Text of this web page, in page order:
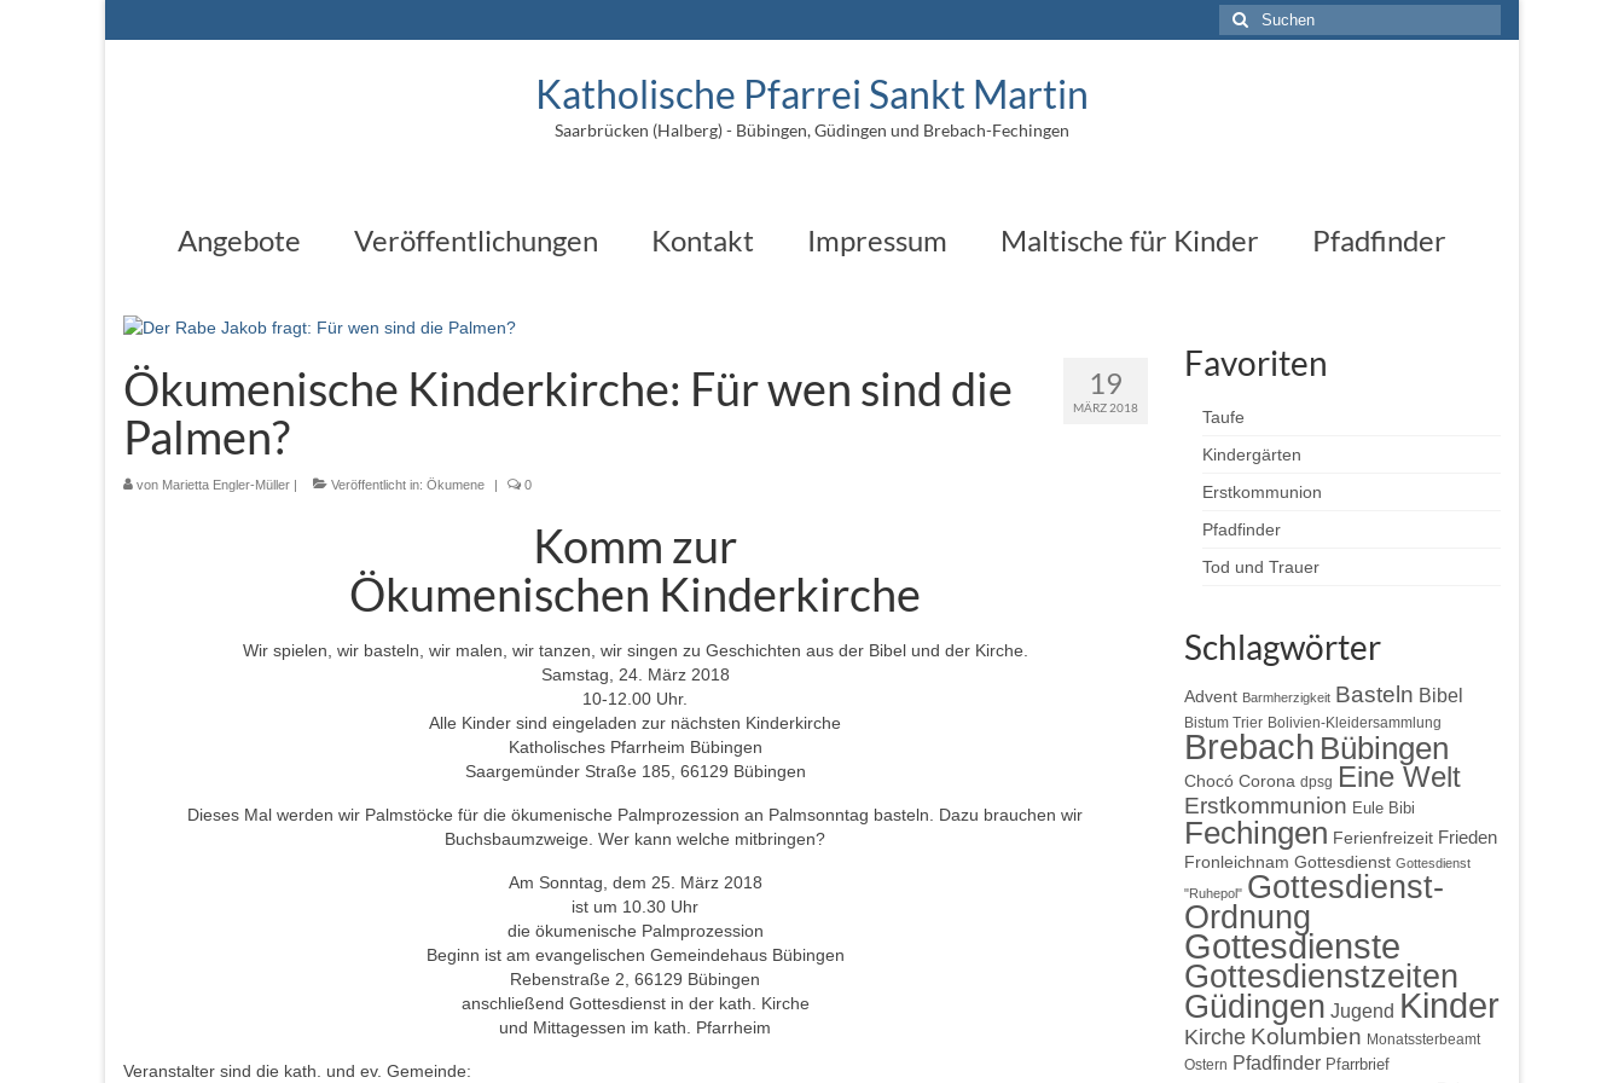
Suchen
nach:
Katholische Pfarrei Sankt Martin
Saarbrücken (Halberg) - Bübingen, Güdingen und Brebach-Fechingen
Angebote Veröffentlichungen Kontakt Impressum Maltische für Kinder Pfadfinder
19
MÄRZ 2018
Ökumenische Kinderkirche: Für wen sind die
Palmen?
von Marietta Engler-Müller Veröffentlicht in: Ökumene 0
Komm zur
Ökumenischen Kinderkirche
Wir spielen, wir basteln, wir malen, wir tanzen, wir singen zu Geschichten aus der Bibel und der Kirche.
Samstag, 24. März 2018
10-12.00 Uhr.
Alle Kinder sind eingeladen zur nächsten Kinderkirche
Katholisches Pfarrheim Bübingen
Saargemünder Straße 185, 66129 Bübingen
Dieses Mal werden wir Palmstöcke für die ökumenische Palmprozession an Palmsonntag basteln. Dazu brauchen wir
Buchsbaumzweige. Wer kann welche mitbringen?
Am Sonntag, dem 25. März 2018
ist um 10.30 Uhr
die ökumenische Palmprozession
Beginn ist am evangelischen Gemeindehaus Bübingen
Rebenstraße 2, 66129 Bübingen
anschließend Gottesdienst in der kath. Kirche
und Mittagessen im kath. Pfarrheim
Veranstalter sind die kath. und ev. Gemeinde:
Favoriten
Taufe
Kindergärten
Erstkommunion
Pfadfinder
Tod und Trauer
Schlagwörter
Advent Barmherzigkeit Basteln Bibel
Bistum Trier Bolivien-Kleidersammlung
Brebach Bübingen
Chocó Corona dpsg Eine Welt
Erstkommunion Eule Bibi
Fechingen Ferienfreizeit Frieden
Fronleichnam Gottesdienst Gottesdienst
"Ruhepol" Gottesdienst-
Ordnung
Gottesdienste
Gottesdienstzeiten
Güdingen Jugend Kinder
Kirche Kolumbien Monatssterbeamt
Ostern Pfadfinder Pfarrbrief